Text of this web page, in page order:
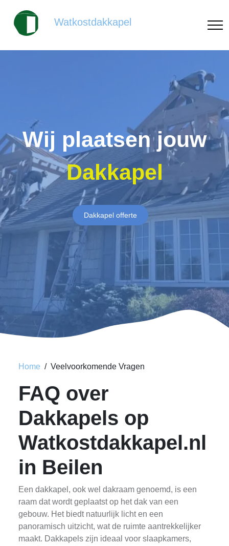
Watkostdakkapel
Wij plaatsen jouw
Dakkapel
Dakkapel offerte
Home Veelvoorkomende Vragen
FAQ over
Dakkapels op
Watkostdakkapel.nl
in Beilen
Een dakkapel, ook wel dakraam genoemd, is een
raam dat wordt geplaatst op het dak van een
gebouw. Het biedt natuurlijk licht en een
panoramisch uitzicht, wat de ruimte aantrekkelijker
maakt. Dakkapels zijn ideaal voor slaapkamers,